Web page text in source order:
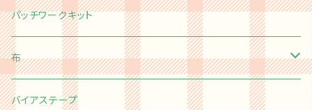
パッチワークキット
布
切り売り
バイアステープ